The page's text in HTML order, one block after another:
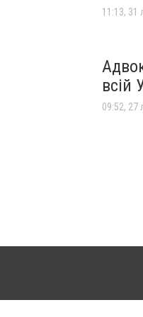
11:13, 31
всій
09:52, 27